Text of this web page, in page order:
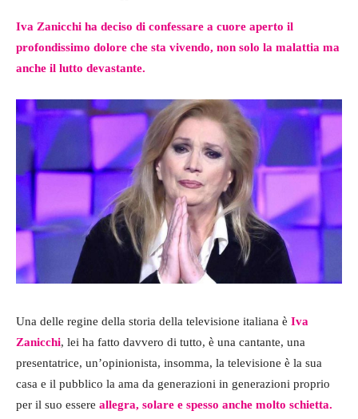
Iva Zanicchi ha deciso di confessare a cuore aperto il
profondissimo dolore che sta vivendo, non solo la malattia ma
anche il lutto devastante.
Una delle regine della storia della televisione italiana è Iva
Zanicchi, lei ha fatto davvero di tutto, è una cantante, una
presentatrice, un’opinionista, insomma, la televisione è la sua
casa e il pubblico la ama da generazioni in generazioni proprio
per il suo essere allegra, solare e spesso anche molto schietta.